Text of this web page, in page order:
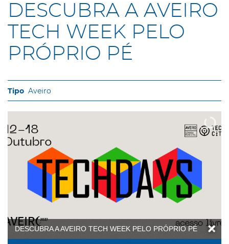
DESCUBRA A AVEIRO
TECH WEEK PELO
PRÓPRIO PÉ
Aveiro
DESCUBRA A AVEIRO TECH WEEK PELO PRÓPRIO PÉ